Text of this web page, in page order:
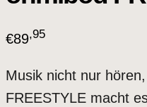
€89,95
Musik nicht nur
FREESTYLE macht